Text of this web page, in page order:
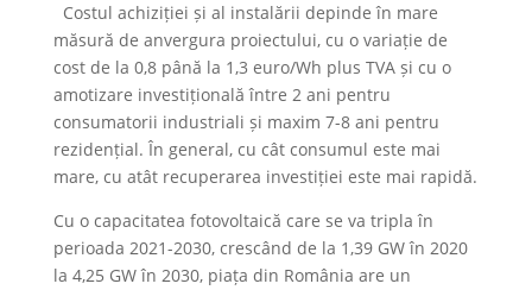
Costul achiziției și al instalării depinde în mare
măsură de anvergura proiectului, cu o variație de
cost de la 0,8 până la 1,3 euro/Wh plus TVA și cu o
amotizare investițională între 2 ani pentru
consumatorii industriali și maxim 7-8 ani pentru
rezidențial. În general, cu cât consumul este mai
mare, cu atât recuperarea investiției este mai rapidă.
Cu o capacitatea fotovoltaică care se va tripla în
perioada 2021-2030, crescând de la 1,39 GW în 2020
la 4,25 GW în 2030, piața din România are un